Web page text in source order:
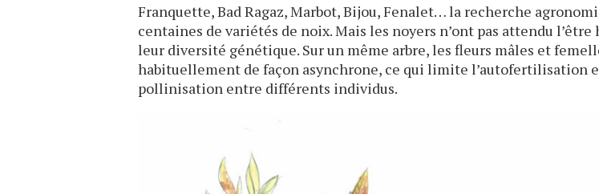
Franquette, Bad Ragaz, Marbot, Bijou, Fenalet… la recherche
centaines de variétés de noix. Mais les noyers n’ont pas attendu
leur diversité génétique. Sur un même arbre, les fleurs mâles et
habituellement de façon asynchrone, ce qui limite l’autofertilisation
pollinisation entre différents individus.